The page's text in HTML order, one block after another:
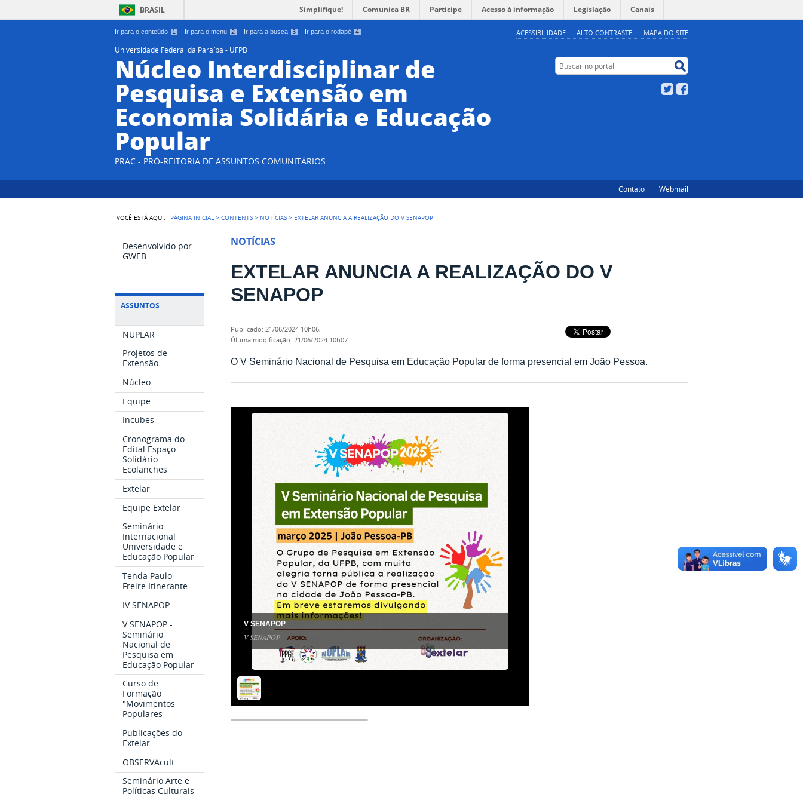
Ir para o conteúdo 1 Ir para o menu 2 Ir para a busca 3 Ir para o rodapé 4 ACESSIBILIDADE ALTO CONTRASTE MAPA DO SITE
BRASIL Simplifique! Comunica BR Participe Acesso à informação Legislação Canais
Universidade Federal da Paraíba - UFPB
Núcleo Interdisciplinar de
Pesquisa e Extensão em
Economia Solidária e Educação
Popular
PRAC - PRÓ-REITORIA DE ASSUNTOS COMUNITÁRIOS
Buscar no portal
Twitter
Contato Webmail
VOCÊ ESTÁ AQUI: PÁGINA INICIAL >CONTENTS > NOTÍCIAS > EXTELAR ANUNCIA A REALIZAÇÃO DO V SENAPOP
Desenvolvido por
GWEB
ASSUNTOS
NUPLAR
Projetos de
Extensão
Núcleo
Equipe
Incubes
Cronograma do
Edital Espaço
Solidário
Ecolanches
Extelar
Equipe Extelar
Seminário
Internacional
Universidade e
Educação Popular
Tenda Paulo
Freire Itinerante
IV SENAPOP
V SENAPOP -
Seminário
Nacional de
Pesquisa em
Educação Popular
Curso de
Formação
"Movimentos
Populares
Publicações do
Extelar
OBSERVAcult
Seminário Arte e
Políticas Culturais
NOTÍCIAS
EXTELAR ANUNCIA A REALIZAÇÃO DO V
SENAPOP
publicado:21/06/2024 10h06,
última modificação:21/06/2024 10h07
O V Seminário Nacional de Pesquisa em Educação Popular de forma presencial em João Pessoa.
V SENAPOP
V SENAPOP